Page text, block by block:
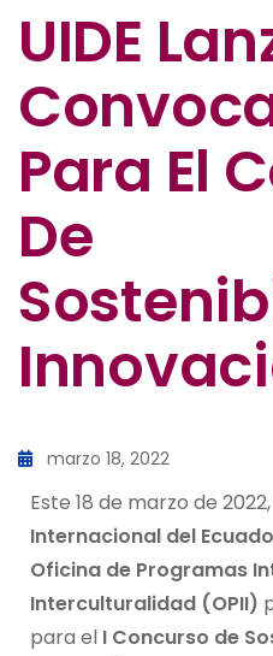
UIDE
Para El
De
marzo 18, 2022
Este 18 de marzo de
Internacional del
Oficina de Programas
Interculturalidad (OPII)
para el I Concurso de